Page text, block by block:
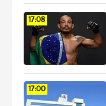
17:08
17:00